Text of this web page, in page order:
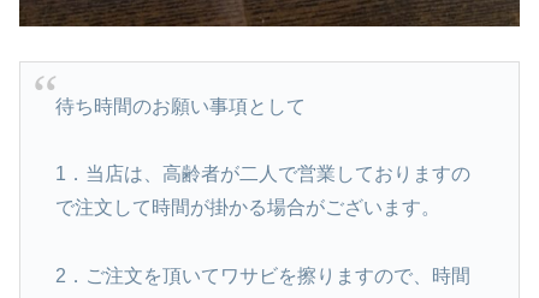
待ち時間のお願い事項として
1．当店は、高齢者が二人で営業しておりますの
で注文して時間が掛かる場合がございます。
2．ご注文を頂いてワサビを擦りますので、時間